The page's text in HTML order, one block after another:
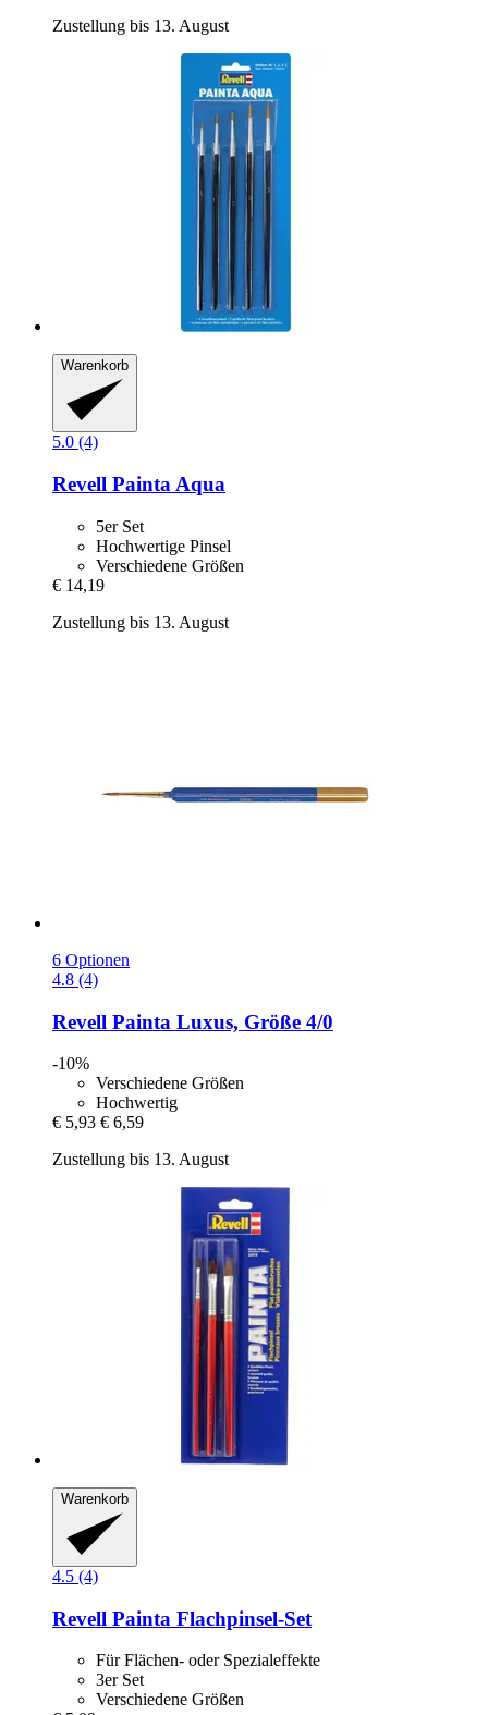
Zustellung bis 13. August
Warenkorb
5.0 (4)
Revell Painta Aqua
5er Set
Hochwertige Pinsel
Verschiedene Größen
€ 14,19
Zustellung bis 13. August
6 Optionen
4.8 (4)
Revell Painta Luxus, Größe 4/0
-10%
Verschiedene Größen
Hochwertig
€ 5,93 € 6,59
Zustellung bis 13. August
Warenkorb
4.5 (4)
Revell Painta Flachpinsel-​Set
Für Flächen- oder Spezialeffekte
3er Set
Verschiedene Größen